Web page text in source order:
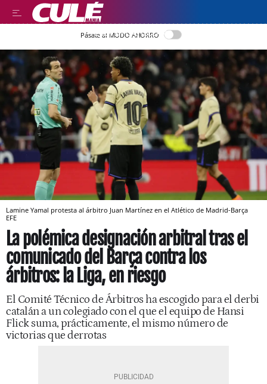
LEER EN CASTELLANO
Pásate al MODO AHORRO
Lamine Yamal protesta al árbitro Juan Martínez en el Atlético de Madrid-Barça
EFE
La polémica designación arbitral tras el
comunicado del Barça contra los
árbitros: la Liga, en riesgo
El Comité Técnico de Árbitros ha escogido para el derbi
catalán a un colegiado con el que el equipo de Hansi
Flick suma, prácticamente, el mismo número de
victorias que derrotas